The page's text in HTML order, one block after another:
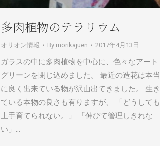
多肉植物のテラリウム
オリオン情報 By morikajuen 2017年4月13日
ガラスの中に多肉植物を中心に、色々なアート
グリーンを閉じ込めました。 最近の造花は本当
に良く出来ている物が沢山出てきました。 生き
ている本物の良さも有りますが、 「どうしても
上手育てられない。」 「伸びて管理しきれな
い」…